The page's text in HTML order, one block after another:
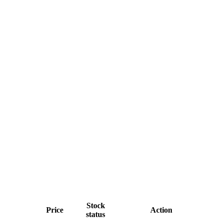
Price
Stock
status
Action